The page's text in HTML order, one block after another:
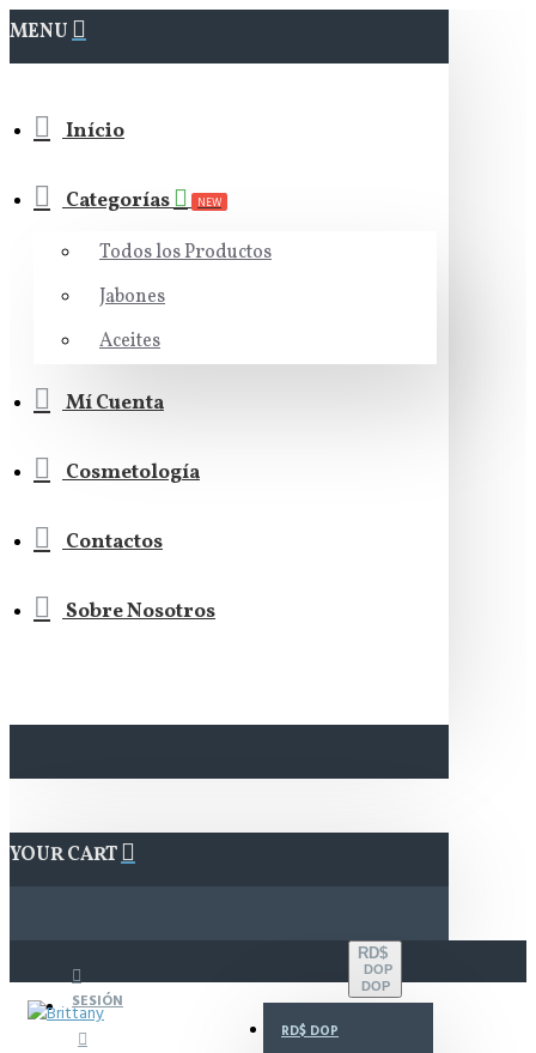
MENU
Início
Categorías NEW
Todos los Productos
Jabones
Aceites
Mí Cuenta
Cosmetología
Contactos
Sobre Nosotros
YOUR CART
SESIÓN
RD$
DOP
DOP
RD$ DOP